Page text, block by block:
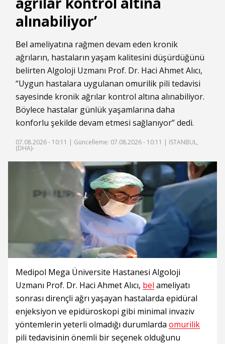
alınabiliyor’
Bel ameliyatına rağmen devam eden kronik
ağrıların, hastaların yaşam kalitesini düşürdüğünü
belirten Algoloji Uzmanı Prof. Dr. Haci Ahmet Alıcı,
“Uygun hastalara uygulanan omurilik pili tedavisi
sayesinde kronik ağrılar kontrol altına alınabiliyor.
Böylece hastalar günlük yaşamlarına daha
konforlu şekilde devam etmesi sağlanıyor” dedi.
07.08.2026 - 10:11 | Güncelleme: 07.08.2026 - 10:11 | İSTANBUL,
(DHA)-
Medipol Mega Üniversite Hastanesi Algoloji
Uzmanı Prof. Dr. Haci Ahmet Alıcı, bel ameliyatı
sonrası dirençli ağrı yaşayan hastalarda epidüral
enjeksiyon ve epidüroskopi gibi minimal invaziv
yöntemlerin yeterli olmadığı durumlarda omurilik
pili tedavisinin önemli bir seçenek olduğunu